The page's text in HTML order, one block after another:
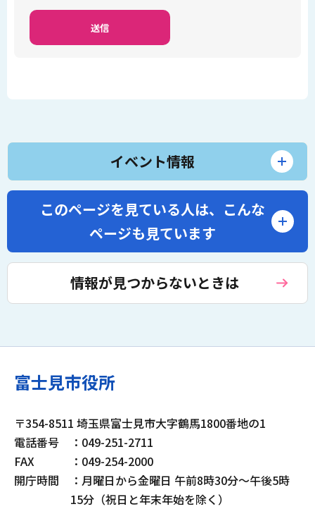
イベント情報
このページを見ている人は、 こんな
ページも見ています
情報が見つからないときは
富士見市役所
〒354-8511 埼玉県富士見市大字鶴馬1800番地の1
電話番号
：049-251-2711
FAX
：049-254-2000
開庁時間
：月曜日から金曜日 午前8時30分～午後5時
15分（祝日と年末年始を除く）